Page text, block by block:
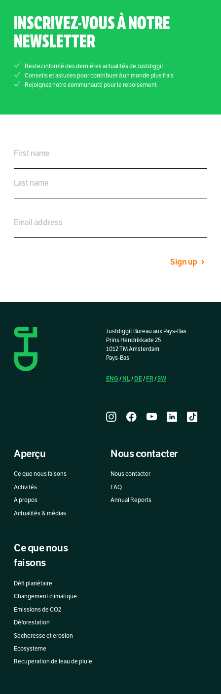
INSCRIVEZ-VOUS À NOTRE
NEWSLETTER
Restez informé des dernières actualités de Justdiggit
Conseils et astuces pour contribuer à un monde plus frais
Rejoignez notre communauté pour le reboisement
Sign up
Justdiggit Bureau aux Pays-Bas
Prins Hendrikkade 25
1012 TM Amsterdam
Pays-Bas
ENG / NL / DE/ FR /SW
Aperçu
Ce que nous faisons
Activités
A propos
Actualités & médias
Nous contacter
Nous contacter
FAQ
Annual Reports
Ce que nous
faisons
Défi planétaire
Changement climatique
Emissions de CO2
Déforestation
Secheresse et erosion
Ecosysteme
Recuperation de leau de pluie